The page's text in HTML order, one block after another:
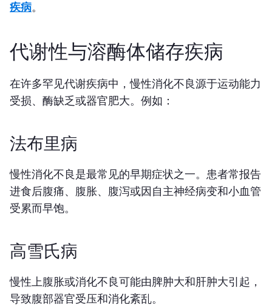
疾病。
代谢性与溶酶体储存疾病
在许多罕见代谢疾病中，慢性消化不良源于运动能力
受损、酶缺乏或器官肥大。例如：
法布里病
慢性消化不良是最常见的早期症状之一。患者常报告
进食后腹痛、腹胀、腹泻或因自主神经病变和小血管
受累而早饱。
高雪氏病
慢性上腹胀或消化不良可能由脾肿大和肝肿大引起，
导致腹部器官受压和消化紊乱。